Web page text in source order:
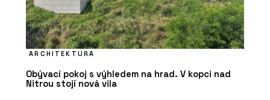
ARCHITEKTURA
Obývací pokoj s výhledem na hrad. V kopci nad
Nitrou stojí nová vila